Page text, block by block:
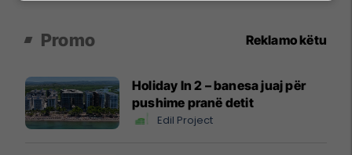
Promo Reklamo këtu
Holiday In 2 – banesa juaj për
pushime pranë detit
Edil Project